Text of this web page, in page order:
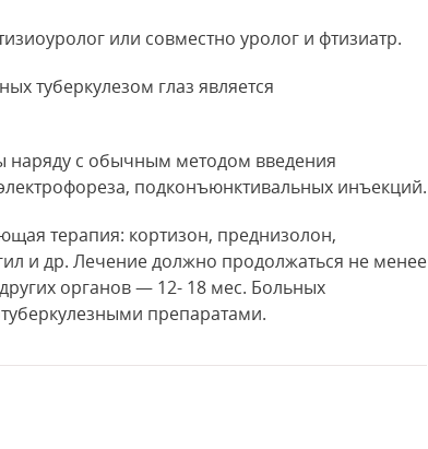
или совместно уролог и фтизиатр.
туберкулезом глаз является
наряду с обычным методом введения
подконъюнктивальных инъекций.
терапия: кортизон, преднизолон,
и др. Лечение должно продолжаться не менее
органов — 12- 18 мес. Больных
препаратами.